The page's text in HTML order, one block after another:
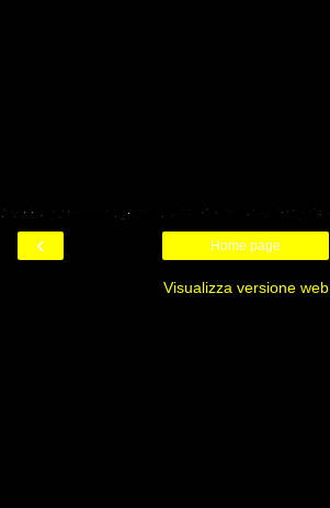
‹ Home page
Visualizza versione web